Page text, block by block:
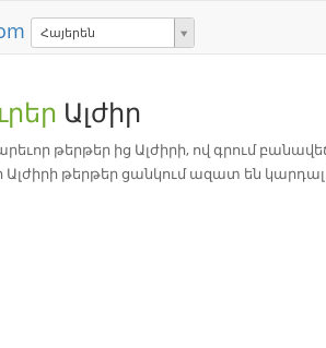
Հայերեն
Ալժիր
թերթեր ից Ալժիրի, ով գրում
Ալժիրի թերթեր ցանկում ազատ են